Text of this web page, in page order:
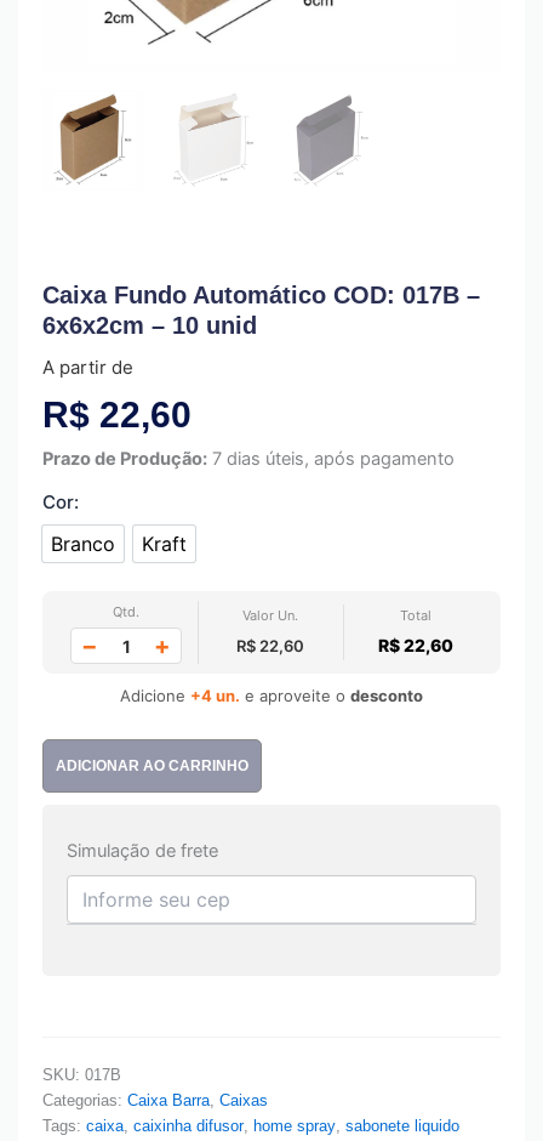
Caixa Fundo Automático COD: 017B –
6x6x2cm – 10 unid
A partir de
R$ 22,60
Prazo de Produção: 7 dias úteis, após pagamento
Cor:
Branco
Branco
Kraft
Kraft
Qtd.
− +
Valor Un.
R$ 22,60
Total
R$ 22,60
Adicione +4 un. e aproveite o desconto
ADICIONAR AO CARRINHO
Simulação de frete
SKU: 017B
Categorias: Caixa Barra Caixas
Tags: caixa caixinha difusor, home spray sabonete liquido